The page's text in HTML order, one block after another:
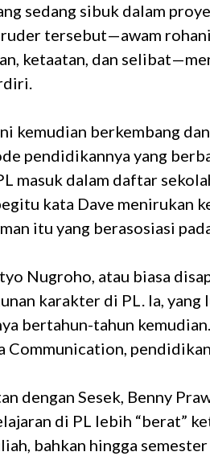
sedang sibuk dalam
tersebut—awam
ketaatan, dan
kemudian berkembang
pendidikannya yang
masuk dalam daftar
kata Dave menirukan
itu yang berasosiasi
Nugroho, atau biasa
karakter di PL. Ia,
bertahun-tahun
Communication,
dengan Sesek, Benny
di PL lebih “berat”
bahkan hingga